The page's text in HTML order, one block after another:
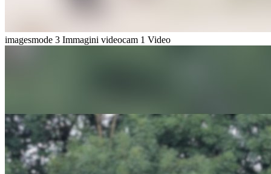
imagesmode 3 Immagini videocam 1 Video